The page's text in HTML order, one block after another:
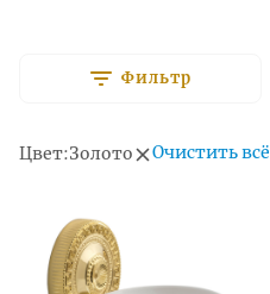
Фильтр
Цвет:Золото Очистить всё